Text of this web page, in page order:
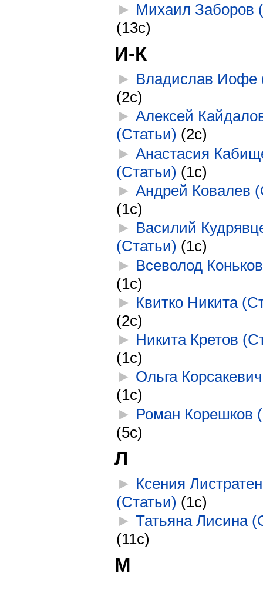
► Михаил Заборов
(13с)
И-К
► Владислав Иофе
(2с)
►Алексей
(Статьи) (2с)
►Анастасия
(Статьи) (1с)
►Андрей Ковалев
(1с)
► Василий
(Статьи) (1с)
► Всеволод
(1с)
► Квитко Никита
(2с)
► Никита Кретов
(1с)
► Ольга
(1с)
► Роман Корешков
(5с)
Л
► Ксения
(Статьи) (1с)
►Татьяна Лисина
(11с)
М